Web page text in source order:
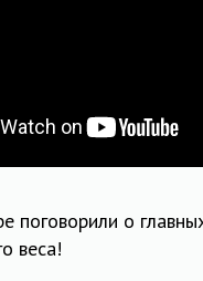
поговорили о
веса!